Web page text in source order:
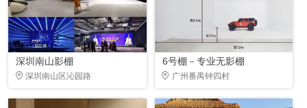
深圳南山影棚
深圳南山区沁园路
6号棚－专业无影棚
广州番禺钟四村